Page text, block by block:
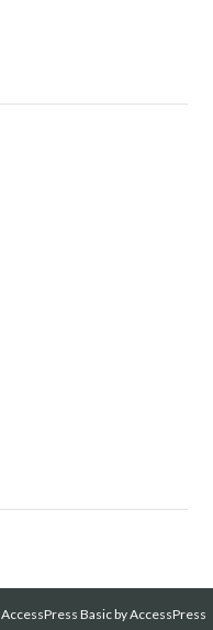
AccessPress Basicby AccessPress